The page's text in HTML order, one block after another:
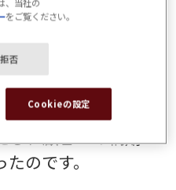
がカットされてい
たりすることに気
プロジェクトは停
ツのために生産を
のため、生産ライ
し、顧客への納期
のです。
をご覧ください。
否
Cookieの設定